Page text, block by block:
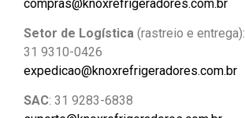
compras@knoxrefrigeradores.com.br
Setor de Logística (rastreio e entrega):
31 9310-0426
expedicao@knoxrefrigeradores.com.br
SAC: 31 9283-6838